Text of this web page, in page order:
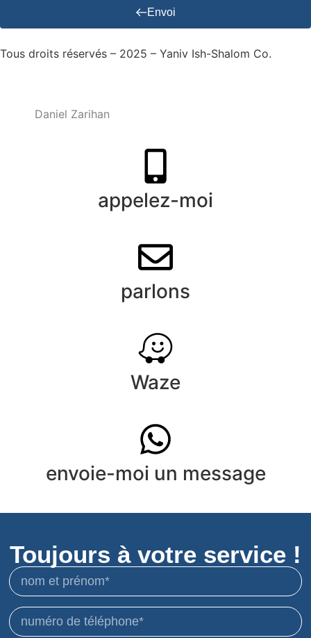
Envoi
Tous droits réservés – 2025 – Yaniv Ish-Shalom Co.
Daniel Zarihan
appelez-moi
parlons
Waze
envoie-moi un message
Toujours à votre service !